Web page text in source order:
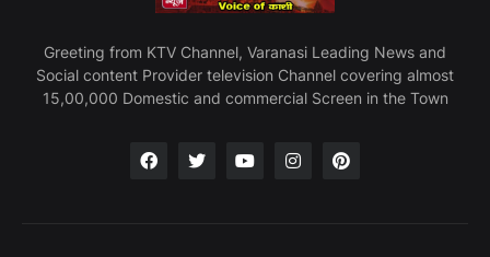
Greeting from KTV Channel, Varanasi Leading News and
Social content Provider television Channel covering almost
15,00,000 Domestic and commercial Screen in the Town